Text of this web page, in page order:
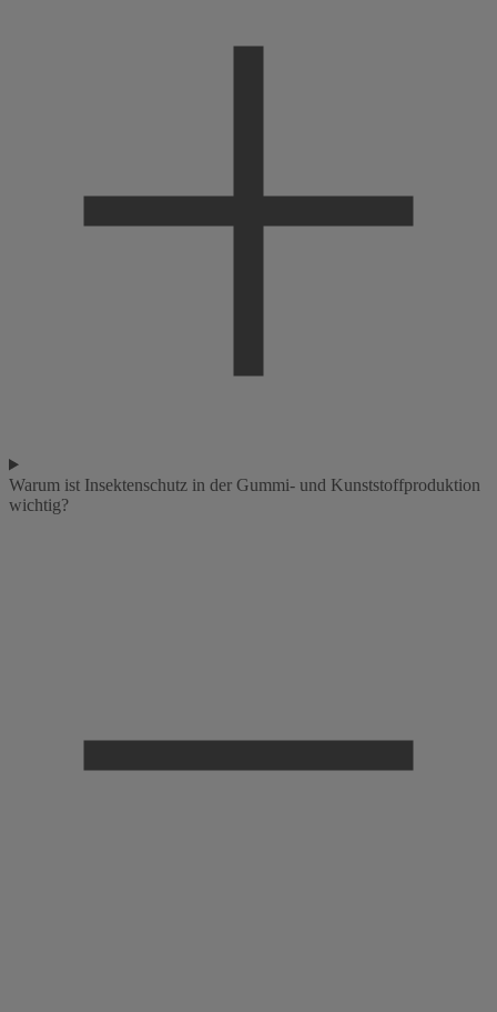
Warum ist Insektenschutz in der Gummi- und Kunststoffproduktion
wichtig?